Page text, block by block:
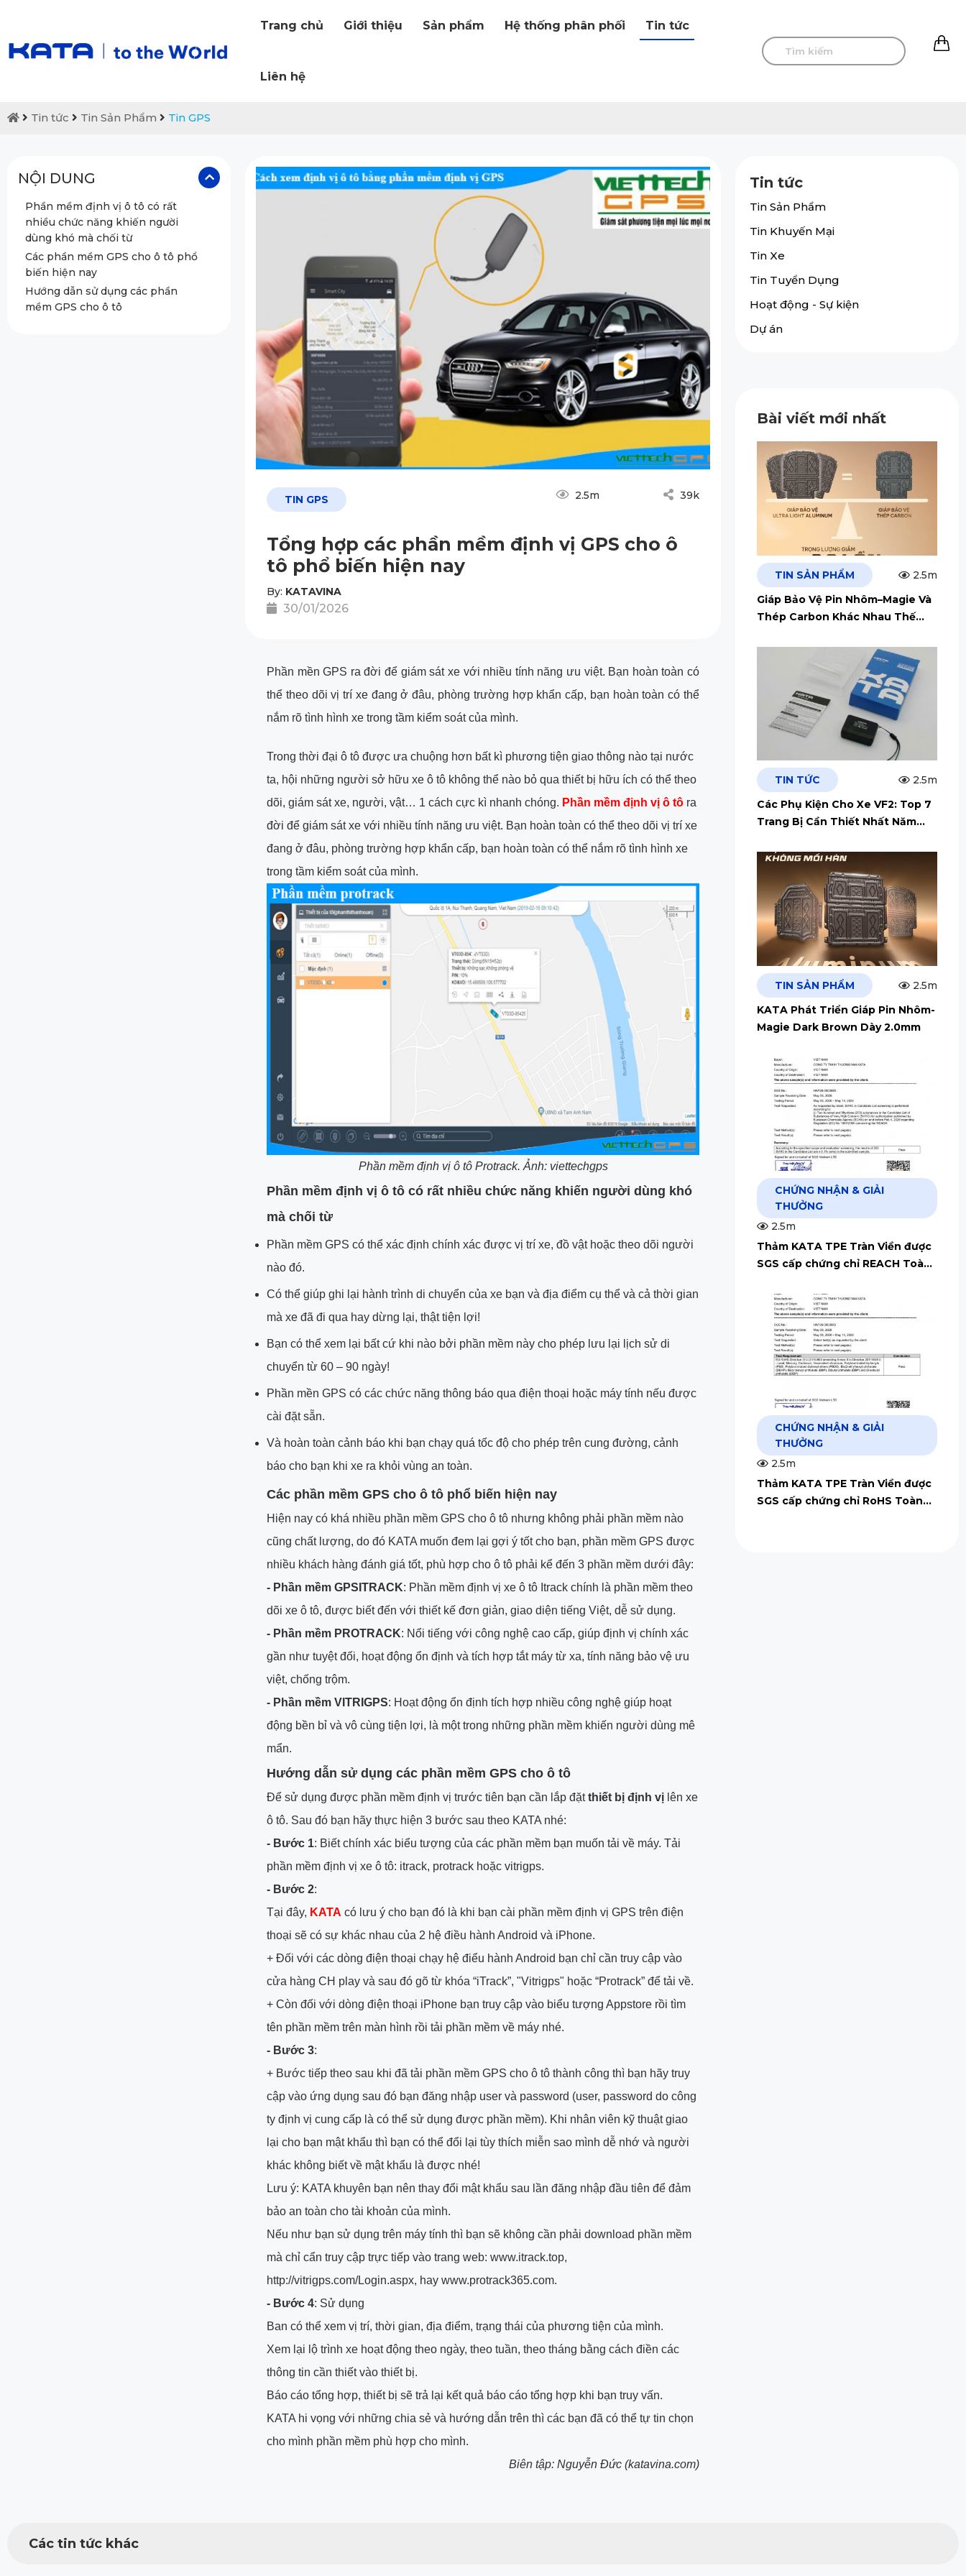
Trang chủ Giới thiệu Sản phẩm Hệ thống phân phối Tin tức
Liên hệ
Tin tức Tin Sản Phẩm Tin GPS
NỘI DUNG
Phần mềm định vị ô tô có rất
nhiều chức năng khiến người
dùng khó mà chối từ
Các phần mềm GPS cho ô tô phổ
biến hiện nay
Hướng dẫn sử dụng các phần
mềm GPS cho ô tô
TIN GPS 2.5m 39k
Tổng hợp các phần mềm định vị GPS cho ô
tô phổ biến hiện nay
By: KATAVINA
30/01/2026
Phần mền GPS ra đời để giám sát xe với nhiều tính năng ưu việt. Bạn hoàn toàn có
thể theo dõi vị trí xe đang ở đâu, phòng trường hợp khẩn cấp, bạn hoàn toàn có thể
nắm rõ tình hình xe trong tầm kiểm soát của mình.
Trong thời đại ô tô được ưa chuộng hơn bất kì phương tiện giao thông nào tại nước
ta, hội những người sở hữu xe ô tô không thể nào bỏ qua thiết bị hữu ích có thể theo
dõi, giám sát xe, người, vật… 1 cách cực kì nhanh chóng. Phần mềm định vị ô tô ra
đời để giám sát xe với nhiều tính năng ưu việt. Bạn hoàn toàn có thể theo dõi vị trí xe
đang ở đâu, phòng trường hợp khẩn cấp, bạn hoàn toàn có thể nắm rõ tình hình xe
trong tầm kiểm soát của mình.
Phần mềm định vị ô tô Protrack. Ảnh: viettechgps
Phần mềm định vị ô tô có rất nhiều chức năng khiến người dùng khó
mà chối từ
Phần mềm GPS có thể xác định chính xác được vị trí xe, đồ vật hoặc theo dõi người
nào đó.
Có thể giúp ghi lại hành trình di chuyển của xe bạn và địa điểm cụ thể và cả thời gian
mà xe đã đi qua hay dừng lại, thật tiện lợi!
Bạn có thể xem lại bất cứ khi nào bởi phần mềm này cho phép lưu lại lịch sử di
chuyển từ 60 – 90 ngày!
Phần mền GPS có các chức năng thông báo qua điện thoại hoặc máy tính nếu được
cài đặt sẵn.
Và hoàn toàn cảnh báo khi bạn chạy quá tốc độ cho phép trên cung đường, cảnh
báo cho bạn khi xe ra khỏi vùng an toàn.
Các phần mềm GPS cho ô tô phổ biến hiện nay
Hiện nay có khá nhiều phần mềm GPS cho ô tô nhưng không phải phần mềm nào
cũng chất lượng, do đó KATA muốn đem lại gợi ý tốt cho bạn, phần mềm GPS được
nhiều khách hàng đánh giá tốt, phù hợp cho ô tô phải kể đến 3 phần mềm dưới đây:
- Phần mềm GPSITRACK: Phần mềm định vị xe ô tô Itrack chính là phần mềm theo
dõi xe ô tô, được biết đến với thiết kế đơn giản, giao diện tiếng Việt, dễ sử dụng.
- Phần mềm PROTRACK: Nổi tiếng với công nghệ cao cấp, giúp định vị chính xác
gần như tuyệt đối, hoạt động ổn định và tích hợp tắt máy từ xa, tính năng bảo vệ ưu
việt, chống trộm.
- Phần mềm VITRIGPS: Hoạt động ổn định tích hợp nhiều công nghệ giúp hoạt
động bền bỉ và vô cùng tiện lợi, là một trong những phần mềm khiến người dùng mê
mẩn.
Hướng dẫn sử dụng các phần mềm GPS cho ô tô
Để sử dụng được phần mềm định vị trước tiên bạn cần lắp đặtthiết bị định vị lên xe
ô tô. Sau đó bạn hãy thực hiện 3 bước sau theo KATA nhé:
- Bước 1: Biết chính xác biểu tượng của các phần mềm bạn muốn tải về máy. Tải
phần mềm định vị xe ô tô: itrack, protrack hoặc vitrigps.
- Bước 2:
Tại đây, KATA có lưu ý cho bạn đó là khi bạn cài phần mềm định vị GPS trên điện
thoại sẽ có sự khác nhau của 2 hệ điều hành Android và iPhone.
+ Đối với các dòng điện thoại chạy hệ điểu hành Android bạn chỉ cần truy cập vào
cửa hàng CH play và sau đó gõ từ khóa “iTrack”, "Vitrigps" hoặc “Protrack” để tải về.
+ Còn đối với dòng điện thoại iPhone bạn truy cập vào biểu tượng Appstore rồi tìm
tên phần mềm trên màn hình rồi tải phần mềm về máy nhé.
- Bước 3:
+ Bước tiếp theo sau khi đã tải phần mềm GPS cho ô tô thành công thì bạn hãy truy
cập vào ứng dụng sau đó bạn đăng nhập user và password (user, password do công
ty định vị cung cấp là có thể sử dụng được phần mềm). Khi nhân viên kỹ thuật giao
lại cho bạn mật khẩu thì bạn có thể đổi lại tùy thích miễn sao mình dễ nhớ và người
khác không biết về mật khẩu là được nhé!
Lưu ý: KATA khuyên bạn nên thay đổi mật khẩu sau lần đăng nhập đầu tiên để đảm
bảo an toàn cho tài khoản của mình.
Nếu như bạn sử dụng trên máy tính thì bạn sẽ không cần phải download phần mềm
mà chỉ cẩn truy cập trực tiếp vào trang web: www.itrack.top,
http://vitrigps.com/Login.aspx, hay www.protrack365.com.
- Bước 4: Sử dụng
Ban có thể xem vị trí, thời gian, địa điểm, trạng thái của phương tiện của mình.
Xem lại lộ trình xe hoạt động theo ngày, theo tuần, theo tháng bằng cách điền các
thông tin cần thiết vào thiết bị.
Báo cáo tổng hợp, thiết bị sẽ trả lại kết quả báo cáo tổng hợp khi bạn truy vấn.
KATA hi vọng với những chia sẻ và hướng dẫn trên thì các bạn đã có thể tự tin chọn
cho mình phần mềm phù hợp cho mình.
Biên tập: Nguyễn Đức (katavina.com)
Tin tức
Tin Sản Phẩm
Tin Khuyến Mại
Tin Xe
Tin Tuyển Dụng
Hoạt động - Sự kiện
Dự án
Bài viết mới nhất
TIN SẢN PHẨM
2.5m
Giáp Bảo Vệ Pin Nhôm–Magie Và
Thép Carbon Khác Nhau Thế
TIN TỨC
2.5m
Các Phụ Kiện Cho Xe VF2: Top 7
Trang Bị Cần Thiết Nhất Năm
TIN SẢN PHẨM
2.5m
KATA Phát Triển Giáp Pin Nhôm-
Magie Dark Brown Dày 2.0mm
CHỨNG NHẬN & GIẢI
THƯỞNG
2.5m
Thảm KATA TPE Tràn Viền được
SGS cấp chứng chỉ REACH Toàn
CHỨNG NHẬN & GIẢI
THƯỞNG
2.5m
Thảm KATA TPE Tràn Viền được
SGS cấp chứng chỉ RoHS Toàn
Các tin tức khác